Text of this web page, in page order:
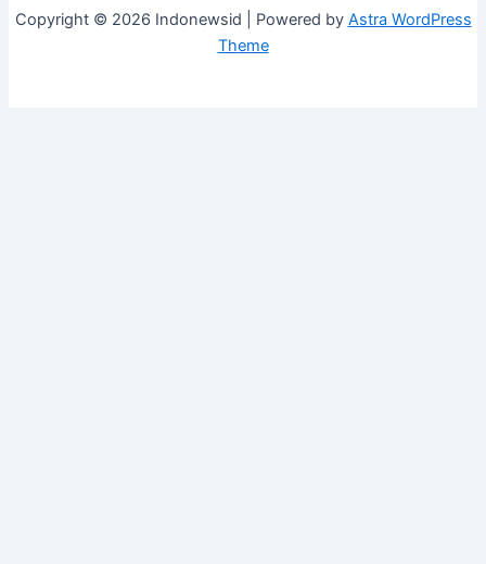
Copyright © 2026 Indonewsid | Powered by Astra WordPress
Theme